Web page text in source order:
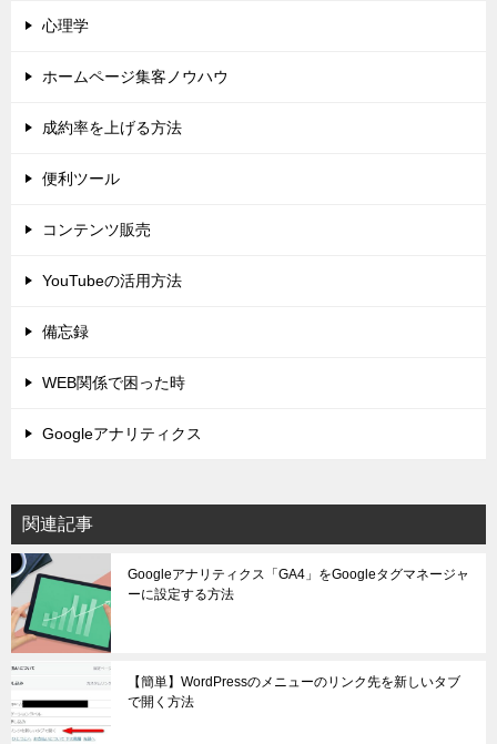
心理学
ホームページ集客ノウハウ
成約率を上げる方法
便利ツール
コンテンツ販売
YouTubeの活用方法
備忘録
WEB関係で困った時
Googleアナリティクス
関連記事
Googleアナリティクス「GA4」をGoogleタグマネージャ
ーに設定する方法
【簡単】WordPressのメニューのリンク先を新しいタブ
で開く方法